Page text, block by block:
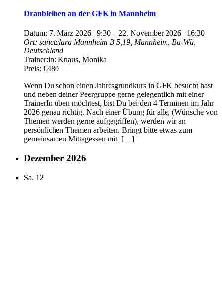
Dranbleiben an der GFK in Mannheim
Datum: 7. März 2026 | 9:30 – 22. November 2026 | 16:30
Ort: sanctclara Mannheim B 5,19, Mannheim, Ba-Wü,
Deutschland
Trainer:in: Knaus, Monika
Preis: €480
Wenn Du schon einen Jahresgrundkurs in GFK besucht hast
und neben deiner Peergruppe gerne gelegentlich mit einer
TrainerIn üben möchtest, bist Du bei den 4 Terminen im Jahr
2026 genau richtig. Nach einer Übung für alle, (Wünsche von
Themen werden gerne aufgegriffen), werden wir an
persönlichen Themen arbeiten. Bringt bitte etwas zum
gemeinsamen Mittagessen mit. […]
Dezember 2026
Sa. 12